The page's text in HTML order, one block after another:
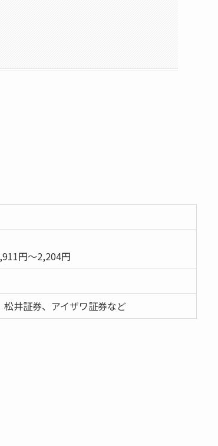
円～2,204円
井証券、アイザワ証券など